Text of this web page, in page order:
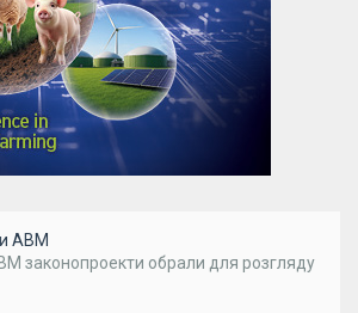
АВМ
законопроекти обрали для розгляду